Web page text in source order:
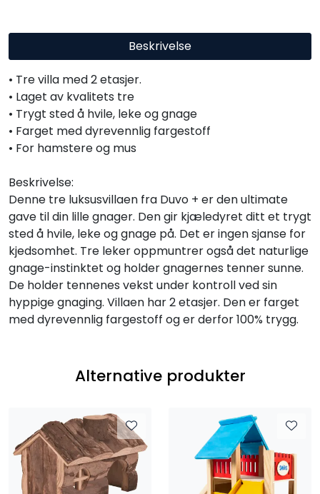
Beskrivelse
• Tre villa med 2 etasjer.
• Laget av kvalitets tre
• Trygt sted å hvile, leke og gnage
• Farget med dyrevennlig fargestoff
• For hamstere og mus
Beskrivelse:
Denne tre luksusvillaen fra Duvo + er den ultimate
gave til din lille gnager. Den gir kjæledyret ditt et trygt
sted å hvile, leke og gnage på. Det er ingen sjanse for
kjedsomhet. Tre leker oppmuntrer også det naturlige
gnage-instinktet og holder gnagernes tenner sunne.
De holder tennenes vekst under kontroll ved sin
hyppige gnaging. Villaen har 2 etasjer. Den er farget
med dyrevennlig fargestoff og er derfor 100% trygg.
Alternative produkter